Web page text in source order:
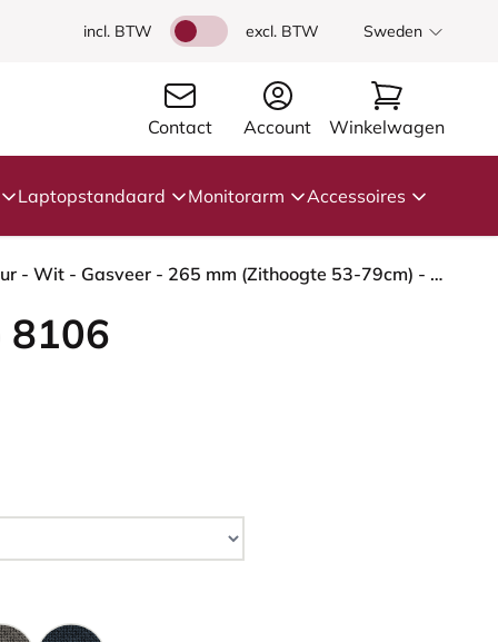
incl. BTW excl. BTW Sweden
Contact Account Winkelwagen
Laptopstandaard Monitorarm Accessoires
HÅG Capisco 8106 - Cura Loop (Gabriel) - Gerecycled Polyester - CLP60110 Light grey - Framekleur - Wit - Gasveer - 265 mm (Zithoogte 53-79cm) - Vloercontact - Glijdoppen - Voetenring - Nee, geen voetenring - Voetster - Nee, voetster in framekleur
8106